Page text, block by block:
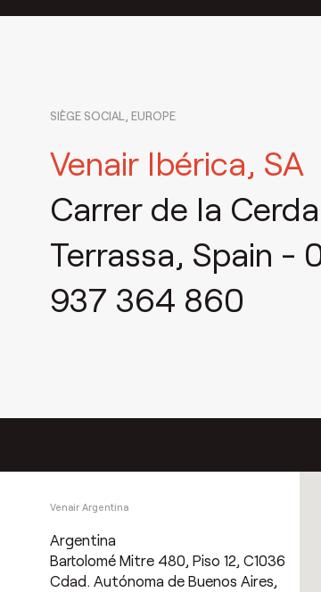
SIÈGE SOCIAL, EUROPE
Venair Ibérica, SA
Carrer de la
Terrassa, Spain -
937 364 860
Venair Argentina
Argentina
Bartolomé Mitre 480, Piso 12, C1036
Cdad. Autónoma de Buenos Aires,